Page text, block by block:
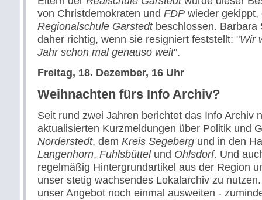
von Christdemokraten und FDP wieder
Regionalschule Garstedtbeschlossen. Barbara
daher richtig, wenn sie resigniert feststellt: "Wir
Jahr schon mal genauso weit".
Freitag, 18. Dezember, 16 Uhr
Weihnachten fürs Info Archiv?
Seit rund zwei Jahren berichtet das Info Archiv
aktualisierten Kurzmeldungen über Politik und
Norderstedt, dem Kreis Segeberg und in den
Langenhorn, Fuhlsbüttelund Ohlsdorf. Und
regelmäßig Hintergrundartikel aus der Region
unser stetig wachsendes Lokalarchiv zu
unser Angebot noch einmal ausweiten -